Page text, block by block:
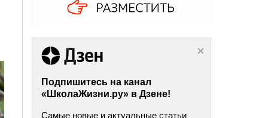
Подпишитесь на канал
«ШколаЖизни.ру» в Дзене!
Самые новые и актуальные статьи